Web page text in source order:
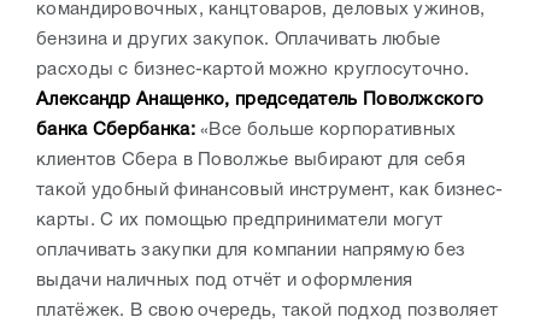
командировочных, канцтоваров, деловых ужинов,
бензина и других закупок. Оплачивать любые
расходы с бизнес-картой можно круглосуточно.
Александр Анащенко, председатель Поволжского
банка Сбербанка:«Все больше корпоративных
клиентов Сбера в Поволжье выбирают для себя
такой удобный финансовый инструмент, как бизнес-
карты. С их помощью предприниматели могут
оплачивать закупки для компании напрямую без
выдачи наличных под отчёт и оформления
платёжек. В свою очередь, такой подход позволяет